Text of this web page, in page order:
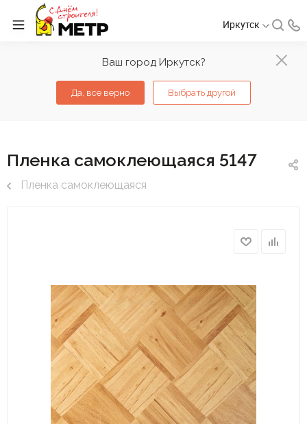
Ваш город Иркутск?
Да, все верно Выбрать другой
Иркутск
Пленка самоклеющаяся 5147
Пленка самоклеющаяся